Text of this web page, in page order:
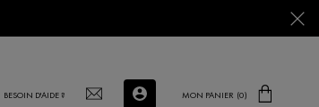
BESOIN D'AIDE ? MON PANIER 0
0 PRODUCT IN CART